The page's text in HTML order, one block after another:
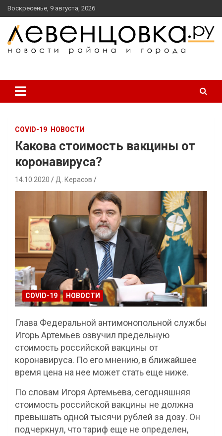
перейти
к
содержанию
Воскресенье, 9 августа, 2026
COVID-19 НОВОСТИ
Какова стоимость вакцины от
коронавируса?
14.10.2020 Д. Керасов
COVID-19 НОВОСТИ
Глава Федеральной антимонопольной службы
Игорь Артемьев озвучил предельную
стоимость российской вакцины от
коронавируса. По его мнению, в ближайшее
время цена на нее может стать еще ниже.
По словам Игоря Артемьева, сегодняшняя
стоимость российской вакцины не должна
превышать одной тысячи рублей за дозу. Он
подчеркнул, что тариф еще не определен,